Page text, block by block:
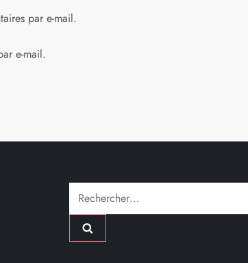
par e-mail.
e-mail.
Rechercher :